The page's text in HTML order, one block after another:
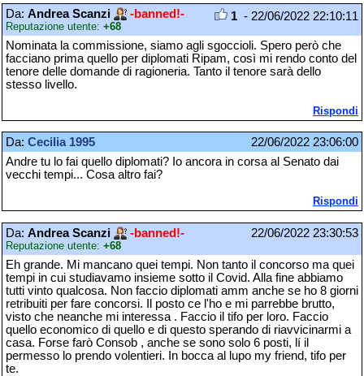
Da: Andrea Scanzi -banned!-
Reputazione utente: +68
1 - 22/06/2022 22:10:11
Nominata la commissione, siamo agli sgoccioli. Spero però che
facciano prima quello per diplomati Ripam, così mi rendo conto del
tenore delle domande di ragioneria. Tanto il tenore sarà dello
stesso livello.
Rispondi
Da: Cecilia 1995
22/06/2022 23:06:00
Andre tu lo fai quello diplomati? Io ancora in corsa al Senato dai
vecchi tempi... Cosa altro fai?
Rispondi
Da: Andrea Scanzi -banned!-
Reputazione utente: +68
22/06/2022 23:30:53
Eh grande. Mi mancano quei tempi. Non tanto il concorso ma quei
tempi in cui studiavamo insieme sotto il Covid. Alla fine abbiamo
tutti vinto qualcosa. Non faccio diplomati amm anche se ho 8 giorni
retribuiti per fare concorsi. Il posto ce l'ho e mi parrebbe brutto,
visto che neanche mi interessa . Faccio il tifo per loro. Faccio
quello economico di quello e di questo sperando di riavvicinarmi a
casa. Forse farò Consob , anche se sono solo 6 posti, lí il
permesso lo prendo volentieri. In bocca al lupo my friend, tifo per
te.